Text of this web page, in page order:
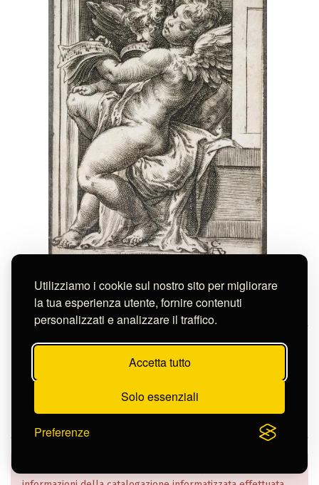
Utilizziamo i cookie sul nostro sito per migliorare
la tua esperienza utente, fornire contenuti
personalizzati e analizzare il traffico.
Accetta tutto
Solo essenziali
Preferenze
Alberti Cherubino
DUE ANGELI CANTORI SEDUTI
S-FN2659